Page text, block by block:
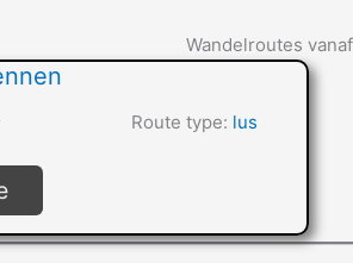
Wandelroutes
Route type: lus